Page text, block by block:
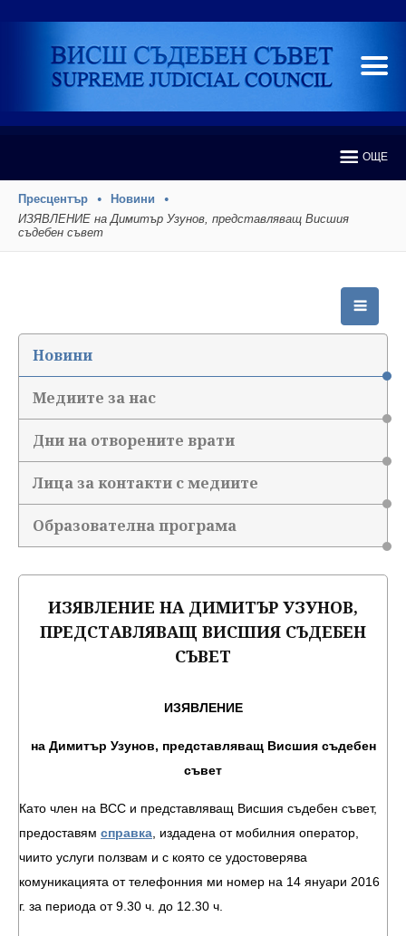
ОЩЕ
Пресцентър
Новини
ИЗЯВЛЕНИЕ на Димитър Узунов, представляващ Висшия
съдебен съвет
Новини
Медиите за нас
Дни на отворените врати
Лица за контакти с медиите
Образователна програма
ИЗЯВЛЕНИЕ НА ДИМИТЪР УЗУНОВ,
ПРЕДСТАВЛЯВАЩ ВИСШИЯ СЪДЕБЕН
СЪВЕТ
ИЗЯВЛЕНИЕ
на Димитър Узунов, представляващ Висшия съдебен
съвет
Като член на ВСС и представляващ Висшия съдебен съвет,
предоставям справка , издадена от мобилния оператор,
чиито услуги ползвам и с която се удостоверява
комуникацията от телефонния ми номер на 14 януари 2016
г. за периода от 9.30 ч. до 12.30 ч.